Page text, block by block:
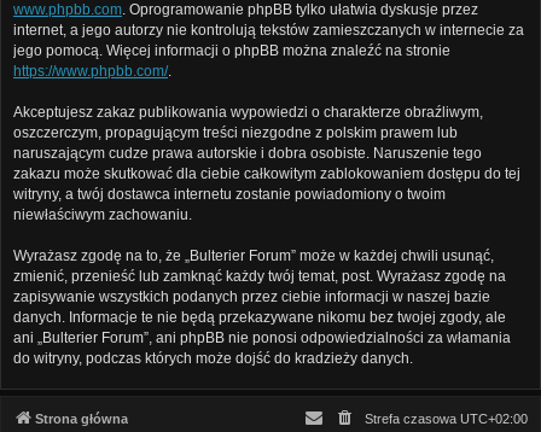
www.phpbb.com. Oprogramowanie phpBB tylko ułatwia dyskusje przez
internet, a jego autorzy nie kontrolują tekstów zamieszczanych w internecie za
jego pomocą. Więcej informacji o phpBB można znaleźć na stronie
https://www.phpbb.com/.
Akceptujesz zakaz publikowania wypowiedzi o charakterze obraźliwym,
oszczerczym, propagującym treści niezgodne z polskim prawem lub
naruszającym cudze prawa autorskie i dobra osobiste. Naruszenie tego
zakazu może skutkować dla ciebie całkowitym zablokowaniem dostępu do tej
witryny, a twój dostawca internetu zostanie powiadomiony o twoim
niewłaściwym zachowaniu.
Wyrażasz zgodę na to, że „Bulterier Forum” może w każdej chwili usunąć,
zmienić, przenieść lub zamknąć każdy twój temat, post. Wyrażasz zgodę na
zapisywanie wszystkich podanych przez ciebie informacji w naszej bazie
danych. Informacje te nie będą przekazywane nikomu bez twojej zgody, ale
ani „Bulterier Forum”, ani phpBB nie ponosi odpowiedzialności za włamania
do witryny, podczas których może dojść do kradzieży danych.
Strona główna Strefa czasowa UTC+02:00